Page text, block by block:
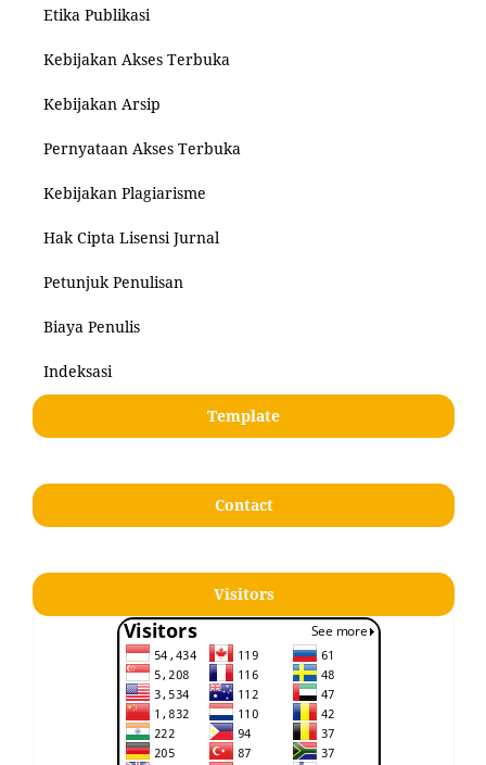
Etika Publikasi
Kebijakan Akses Terbuka
Kebijakan Arsip
Pernyataan Akses Terbuka
Kebijakan Plagiarisme
Hak Cipta Lisensi Jurnal
Petunjuk Penulisan
Biaya Penulis
Indeksasi
Template
Contact
Visitors